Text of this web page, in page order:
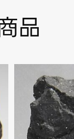
品